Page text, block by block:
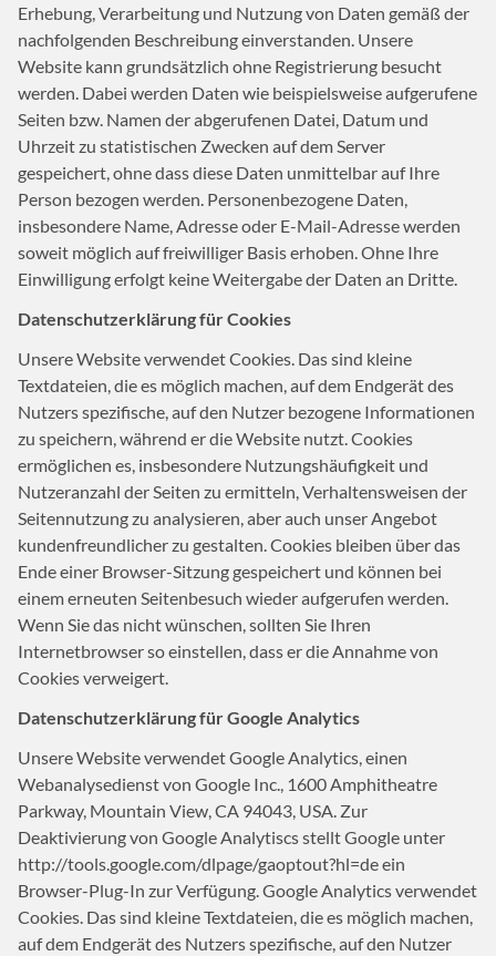
Erhebung, Verarbeitung und Nutzung von Daten gemäß der
nachfolgenden Beschreibung einverstanden. Unsere
Website kann grundsätzlich ohne Registrierung besucht
werden. Dabei werden Daten wie beispielsweise aufgerufene
Seiten bzw. Namen der abgerufenen Datei, Datum und
Uhrzeit zu statistischen Zwecken auf dem Server
gespeichert, ohne dass diese Daten unmittelbar auf Ihre
Person bezogen werden. Personenbezogene Daten,
insbesondere Name, Adresse oder E-Mail-Adresse werden
soweit möglich auf freiwilliger Basis erhoben. Ohne Ihre
Einwilligung erfolgt keine Weitergabe der Daten an Dritte.
Datenschutzerklärung für Cookies
Unsere Website verwendet Cookies. Das sind kleine
Textdateien, die es möglich machen, auf dem Endgerät des
Nutzers spezifische, auf den Nutzer bezogene Informationen
zu speichern, während er die Website nutzt. Cookies
ermöglichen es, insbesondere Nutzungshäufigkeit und
Nutzeranzahl der Seiten zu ermitteln, Verhaltensweisen der
Seitennutzung zu analysieren, aber auch unser Angebot
kundenfreundlicher zu gestalten. Cookies bleiben über das
Ende einer Browser-Sitzung gespeichert und können bei
einem erneuten Seitenbesuch wieder aufgerufen werden.
Wenn Sie das nicht wünschen, sollten Sie Ihren
Internetbrowser so einstellen, dass er die Annahme von
Cookies verweigert.
Datenschutzerklärung für Google Analytics
Unsere Website verwendet Google Analytics, einen
Webanalysedienst von Google Inc., 1600 Amphitheatre
Parkway, Mountain View, CA 94043, USA . Zur
Deaktivierung von Google Analytiscs stellt Google unter
http://tools.google.com/dlpage/gaoptout?hl=de ein
Browser-Plug-In zur Verfügung. Google Analytics verwendet
Cookies. Das sind kleine Textdateien, die es möglich machen,
auf dem Endgerät des Nutzers spezifische, auf den Nutzer